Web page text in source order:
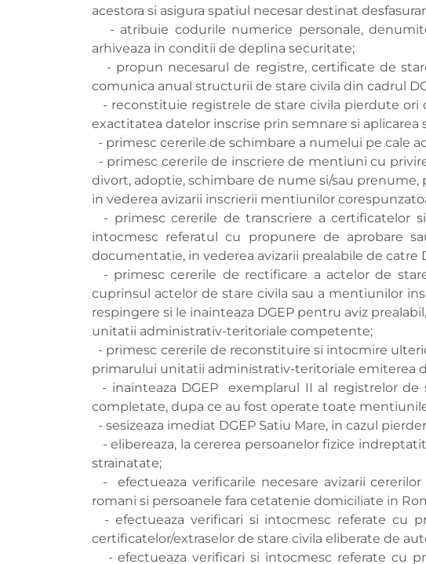
acestora si asigura spatiul necesar destinat
- atribuie codurile numerice personale,
arhiveaza in conditii de deplina securitate;
- propun necesarul de registre, certificate de
comunica anual structurii de stare civila din cadrul
- reconstituie registrele de stare civila pierdute
exactitatea datelor inscrise prin semnare si aplicarea
- primesc cererile de schimbare a numelui pe cale
- primesc cererile de inscriere de mentiuni cu
divort, adoptie, schimbare de nume si/sau prenume,
in vederea avizarii inscrierii mentiunilor
- primesc cererile de transcriere a certificatelor
intocmesc referatul cu propunere de aprobare
documentatie, in vederea avizarii prealabile de catre
- primesc cererile de rectificare a actelor de
cuprinsul actelor de stare civila sau a mentiunilor
respingere si le inainteaza DGEP pentru aviz
unitatii administrativ-teritoriale competente;
- primesc cererile de reconstituire si intocmire
primarului unitatii administrativ-teritoriale emiterea
- inainteaza DGEP exemplarul II al registrelor
completate, dupa ce au fost operate toate
- sesizeaza imediat DGEP Satiu Mare, in cazul
- elibereaza, la cererea persoanelor fizice
strainatate;
- efectueaza verificarile necesare avizarii
romani si persoanele fara cetatenie domiciliate in
- efectueaza verificari si intocmesc referate cu
certificatelor/extraselor de stare civila eliberate de
- efectueaza verificari si intocmesc referate cu